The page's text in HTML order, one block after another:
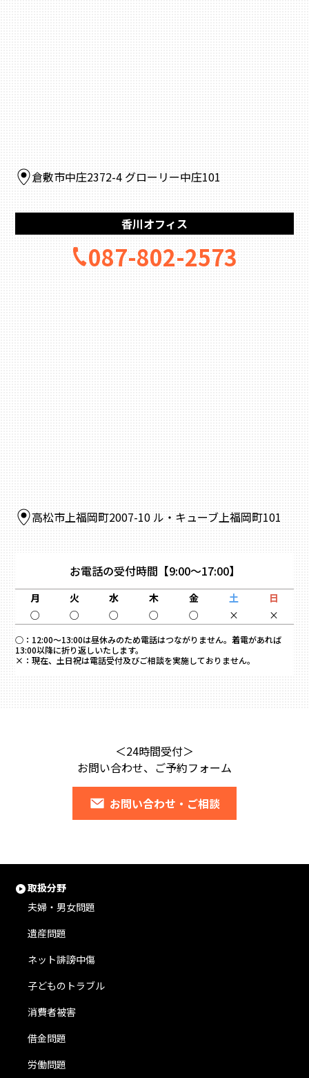
倉敷市中庄2372-4 グローリー中庄101
香川オフィス
087-802-2573
高松市上福岡町2007-10 ル・キューブ上福岡町101
お電話の受付時間 【9:00～17:00】
月 火 水 木 金 土
日
○
○ ○ ○ ○ × ×
○： 12:00～13:00は昼休みのため電話はつながりません。着電があれば
13:00以降に折り返しいたします。
×： 現在、土日祝は電話受付及びご相談を実施しておりません。
＜24時間受付＞
お問い合わせ、ご予約フォーム
お問い合わせ・ご相談
取扱分野
夫婦・男女問題
遺産問題
ネット誹謗中傷
子どものトラブル
消費者被害
借金問題
労働問題